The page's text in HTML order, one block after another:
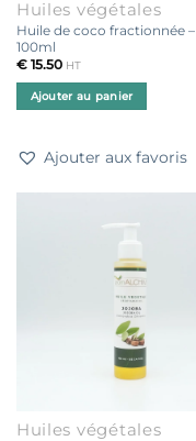
Huiles végétales
Huile de coco fractionnée –
100ml
€15.50 HT
Ajouter au panier
Ajouter aux favoris
Huiles végétales